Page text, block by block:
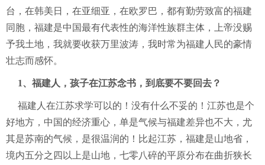
台，在韩美日，在亚细亚，在欧罗巴，都有勤劳致富的福建
同胞，福建是中国最有代表性的海洋性族群主体，上帝没赐
予我土地，我就要收获万里波涛，我时常为福建人民的豪情
壮志而感怀。
1、福建人，孩子在江苏念书，到底要不要回去？
福建人在江苏求学可以的！没有什么不妥的！江苏也是个
好地方，中国的经济重心，单是气候与福建差异也不大，尤
其是苏南的气候，是很温润的！比起江苏，福建是山地省，
境内五分之四以上是山地，七零八碎的平原分布在曲折狭长